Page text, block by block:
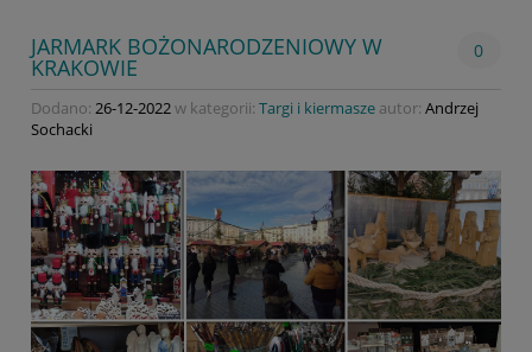
JARMARK BOŻONARODZENIOWY W
KRAKOWIE
0
Dodano: 26-12-2022w kategorii: Targi i kiermasze autor: Andrzej
Sochacki